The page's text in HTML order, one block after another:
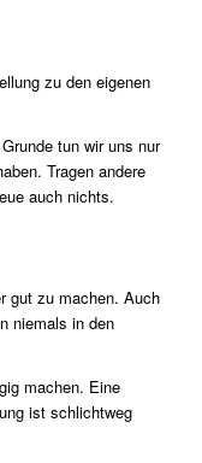
zu den eigenen
tun wir uns nur
Tragen andere
auch nichts.
gut zu machen. Auch
niemals in den
machen. Eine
ist schlichtweg